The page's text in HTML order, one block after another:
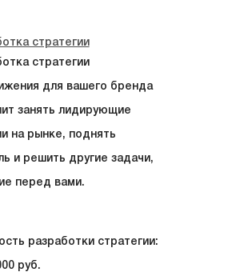
стратегии
стратегии
для вашего бренда
занять лидирующие
на рынке, поднять
и решить другие задачи,
перед вами.
разработки стратегии:
руб.